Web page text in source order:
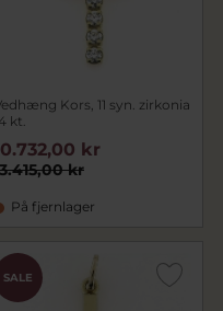
Kors, 11 syn. zirkonia
kt.
kr
kr
På fjernlager
SALE